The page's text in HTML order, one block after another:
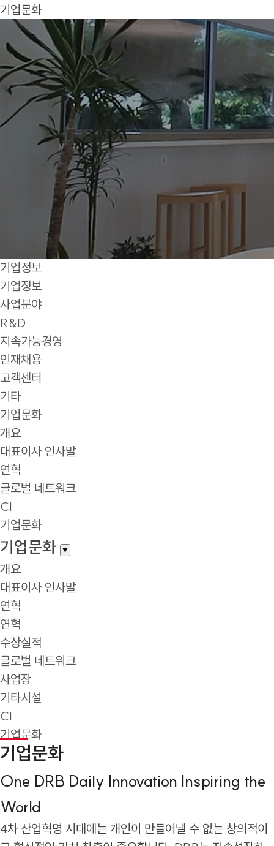
기업문화
기업정보
기업정보
사업분야
R&D
지속가능경영
인재채용
고객센터
기타
기업문화
개요
대표이사 인사말
연혁
글로벌 네트워크
CI
기업문화
기업문화 ▼
개요
대표이사 인사말
연혁
연혁
수상실적
글로벌 네트워크
사업장
기타시설
CI
기업문화
기업문화
One DRB Daily Innovation Inspiring the
World
4차 산업혁명 시대에는 개인이 만들어낼 수 없는 창의적이